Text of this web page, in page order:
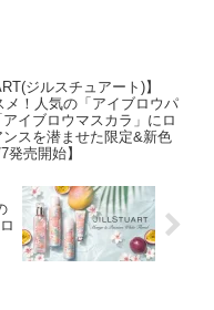
ジルスチュアート)】
メ！人気の「アイブロウパ
イブロウマスカラ」にロ
スを潜ませた限定&新色
発売開始】